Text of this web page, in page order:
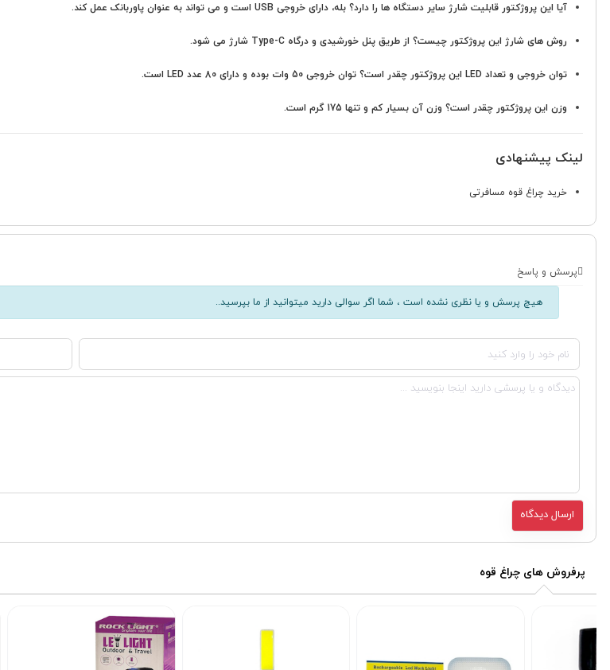
آیا این پروژکتور قابلیت شارژ سایر دستگاه ها را دارد؟ بله، دارای خروجی USB است و می تواند به عنوان پاوربانک عمل کند.
روش های شارژ این پروژکتور چیست؟ از طریق پنل خورشیدی و درگاه Type-C شارژ می شود.
توان خروجی و تعداد LED این پروژکتور چقدر است؟ توان خروجی 50 وات بوده و دارای 80 عدد LED است.
وزن این پروژکتور چقدر است؟ وزن آن بسیار کم و تنها 175 گرم است.
لینک پیشنهادی
خرید چراغ قوه مسافرتی
پرسش و پاسخ
هیچ پرسش و یا نظری نشده است ، شما اگر سوالی دارید میتوانید از ما بپرسید..
پرفروش های چراغ قوه